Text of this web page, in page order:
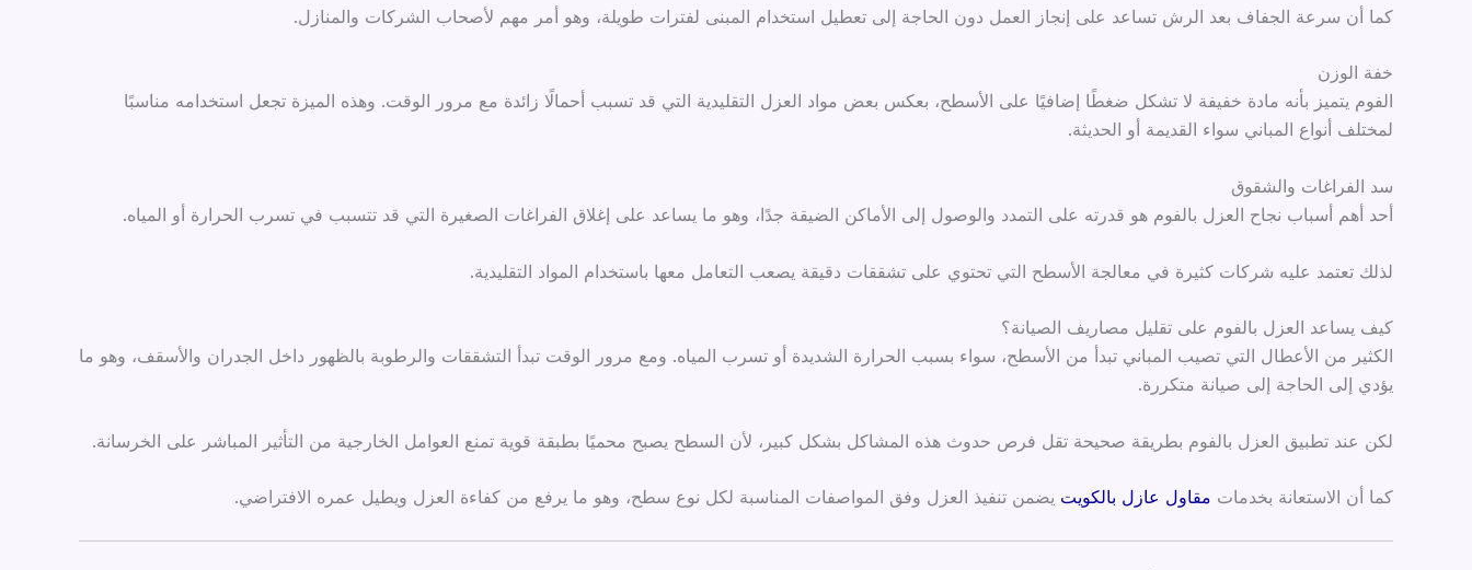
كما أن سرعة الجفاف بعد الرش تساعد على إنجاز العمل دون الحاجة إلى تعطيل استخدام المبنى لفترات طويلة، وهو أمر مهم لأصحاب الشركات والمنازل.
خفة الوزن
الفوم يتميز بأنه مادة خفيفة لا تشكل ضغطًا إضافيًا على الأسطح، بعكس بعض مواد العزل التقليدية التي قد تسبب أحمالًا زائدة مع مرور الوقت. وهذه الميزة تجعل استخدامه مناسبًا
لمختلف أنواع المباني سواء القديمة أو الحديثة.
سد الفراغات والشقوق
أحد أهم أسباب نجاح العزل بالفوم هو قدرته على التمدد والوصول إلى الأماكن الضيقة جدًا، وهو ما يساعد على إغلاق الفراغات الصغيرة التي قد تتسبب في تسرب الحرارة أو المياه.
لذلك تعتمد عليه شركات كثيرة في معالجة الأسطح التي تحتوي على تشققات دقيقة يصعب التعامل معها باستخدام المواد التقليدية.
كيف يساعد العزل بالفوم على تقليل مصاريف الصيانة؟
الكثير من الأعطال التي تصيب المباني تبدأ من الأسطح، سواء بسبب الحرارة الشديدة أو تسرب المياه. ومع مرور الوقت تبدأ التشققات والرطوبة بالظهور داخل الجدران والأسقف، وهو ما
يؤدي إلى الحاجة إلى صيانة متكررة.
لكن عند تطبيق العزل بالفوم بطريقة صحيحة تقل فرص حدوث هذه المشاكل بشكل كبير، لأن السطح يصبح محميًا بطبقة قوية تمنع العوامل الخارجية من التأثير المباشر على الخرسانة.
كما أن الاستعانة بخدمات مقاول عازل بالكويت يضمن تنفيذ العزل وفق المواصفات المناسبة لكل نوع سطح، وهو ما يرفع من كفاءة العزل ويطيل عمره الافتراضي.